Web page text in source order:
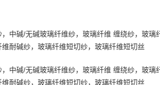
中碱/无碱玻璃纤维纱，玻璃纤维 缠绕纱，玻璃
耐碱纱，玻璃纤维短切纱，玻璃纤维短切丝
中碱/无碱玻璃纤维纱，玻璃纤维 缠绕纱，玻璃
耐碱纱，玻璃纤维短切纱，玻璃纤维短切丝